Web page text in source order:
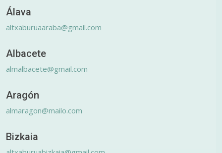
Álava
altxaburuaaraba@gmail.com
Albacete
almalbacete@gmail.com
Aragón
almaragon@mailo.com
Bizkaia